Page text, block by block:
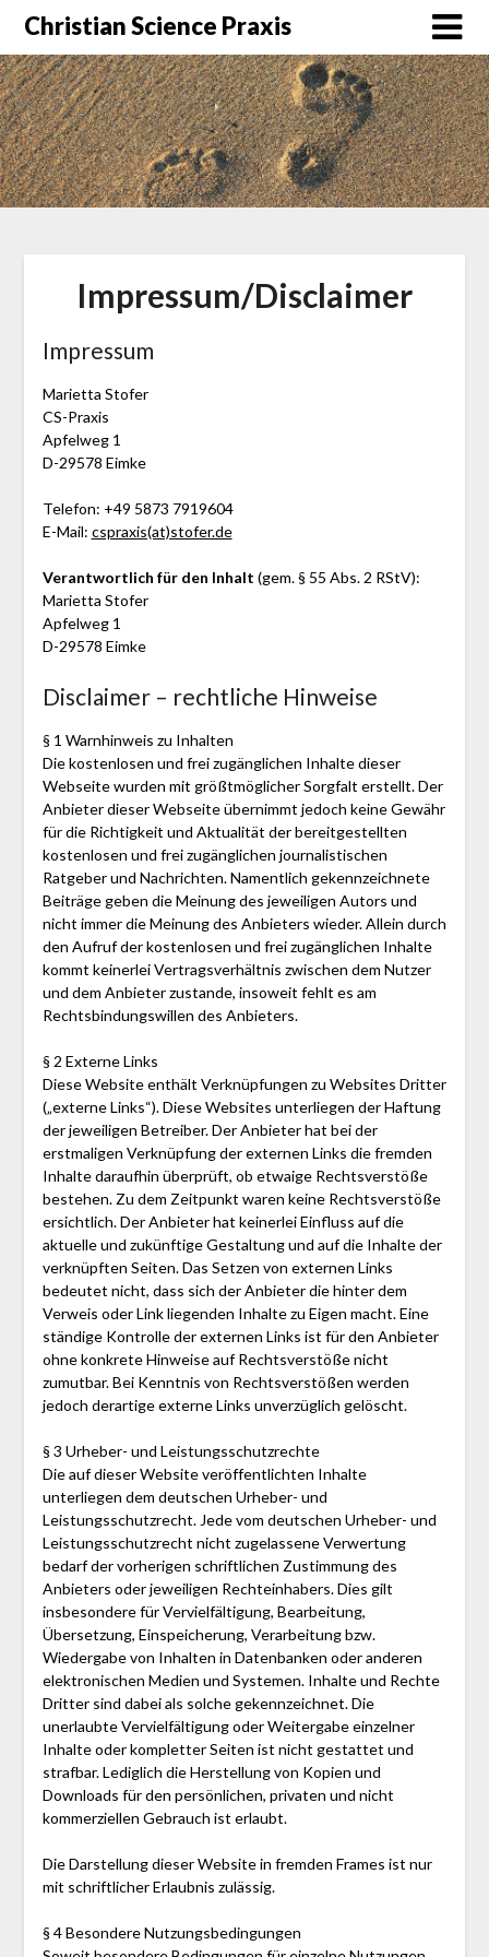
Christian Science Praxis
Impressum/Disclaimer
Impressum
Marietta Stofer
CS-Praxis
Apfelweg 1
D-29578 Eimke
Telefon: +49 5873 7919604
E-Mail: cspraxis(at)stofer.de
Verantwortlich für den Inhalt (gem. § 55 Abs. 2 RStV):
Marietta Stofer
Apfelweg 1
D-29578 Eimke
Disclaimer – rechtliche Hinweise
§ 1 Warnhinweis zu Inhalten
Die kostenlosen und frei zugänglichen Inhalte dieser
Webseite wurden mit größtmöglicher Sorgfalt erstellt. Der
Anbieter dieser Webseite übernimmt jedoch keine Gewähr
für die Richtigkeit und Aktualität der bereitgestellten
kostenlosen und frei zugänglichen journalistischen
Ratgeber und Nachrichten. Namentlich gekennzeichnete
Beiträge geben die Meinung des jeweiligen Autors und
nicht immer die Meinung des Anbieters wieder. Allein durch
den Aufruf der kostenlosen und frei zugänglichen Inhalte
kommt keinerlei Vertragsverhältnis zwischen dem Nutzer
und dem Anbieter zustande, insoweit fehlt es am
Rechtsbindungswillen des Anbieters.
§ 2 Externe Links
Diese Website enthält Verknüpfungen zu Websites Dritter
(„externe Links“). Diese Websites unterliegen der Haftung
der jeweiligen Betreiber. Der Anbieter hat bei der
erstmaligen Verknüpfung der externen Links die fremden
Inhalte daraufhin überprüft, ob etwaige Rechtsverstöße
bestehen. Zu dem Zeitpunkt waren keine Rechtsverstöße
ersichtlich. Der Anbieter hat keinerlei Einfluss auf die
aktuelle und zukünftige Gestaltung und auf die Inhalte der
verknüpften Seiten. Das Setzen von externen Links
bedeutet nicht, dass sich der Anbieter die hinter dem
Verweis oder Link liegenden Inhalte zu Eigen macht. Eine
ständige Kontrolle der externen Links ist für den Anbieter
ohne konkrete Hinweise auf Rechtsverstöße nicht
zumutbar. Bei Kenntnis von Rechtsverstößen werden
jedoch derartige externe Links unverzüglich gelöscht.
§ 3 Urheber- und Leistungsschutzrechte
Die auf dieser Website veröffentlichten Inhalte
unterliegen dem deutschen Urheber- und
Leistungsschutzrecht. Jede vom deutschen Urheber- und
Leistungsschutzrecht nicht zugelassene Verwertung
bedarf der vorherigen schriftlichen Zustimmung des
Anbieters oder jeweiligen Rechteinhabers. Dies gilt
insbesondere für Vervielfältigung, Bearbeitung,
Übersetzung, Einspeicherung, Verarbeitung bzw.
Wiedergabe von Inhalten in Datenbanken oder anderen
elektronischen Medien und Systemen. Inhalte und Rechte
Dritter sind dabei als solche gekennzeichnet. Die
unerlaubte Vervielfältigung oder Weitergabe einzelner
Inhalte oder kompletter Seiten ist nicht gestattet und
strafbar. Lediglich die Herstellung von Kopien und
Downloads für den persönlichen, privaten und nicht
kommerziellen Gebrauch ist erlaubt.
Die Darstellung dieser Website in fremden Frames ist nur
mit schriftlicher Erlaubnis zulässig.
§ 4 Besondere Nutzungsbedingungen